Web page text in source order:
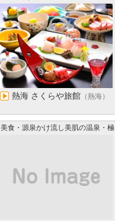
熱海 さくらや旅館 （熱海）
美食・源泉かけ流し美肌の温泉・極